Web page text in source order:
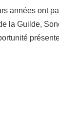
années ont
la Guilde,